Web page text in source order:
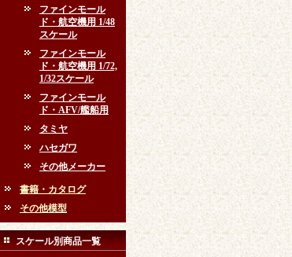
ファインモール
ド・航空機用 1/48
スケール
ファインモール
ド・航空機用 1/72,
1/32スケール
ファインモール
ド・AFV/艦船用
タミヤ
ハセガワ
その他メーカー
書籍・カタログ
その他模型
スケール別商品一覧